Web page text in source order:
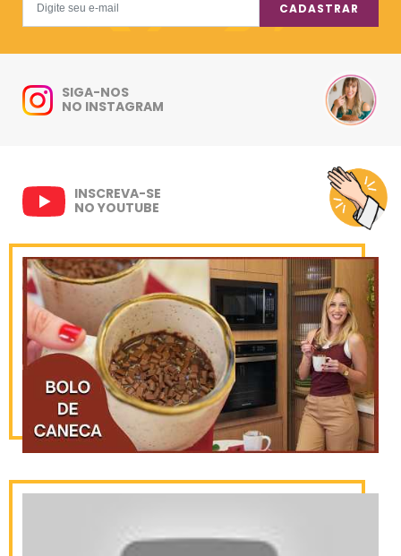
CADASTRAR
SIGA-NOS
NO INSTAGRAM
INSCREVA-SE
NO YOUTUBE